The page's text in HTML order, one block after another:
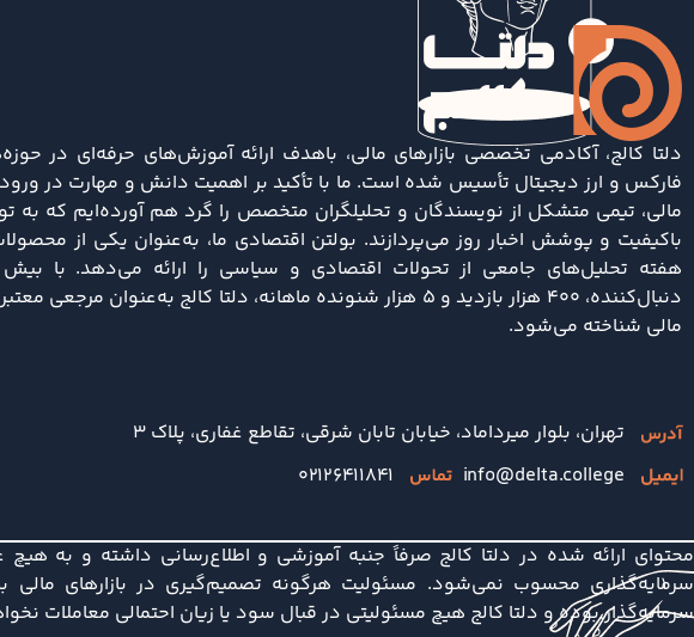
دلتا کالج، آکادمی تخصصی بازارهای مالی، باهدف ارائه آموزش‌های حرفه‌ای در
فارکس و ارز دیجیتال تأسیس شده است. ما با تأکید بر اهمیت دانش و مهارت در ورود
مالی، تیمی متشکل از نویسندگان و تحلیلگران متخصص را گرد هم آورده‌ایم که به
باکیفیت و پوشش اخبار روز می‌پردازند. بولتن اقتصادی ما، به‌عنوان یکی از
دنبال‌کننده، ۴۰۰ هزار بازدید و ۵ هزار شنونده ماهانه، دلتا کالج به‌عنوان
مالی شناخته می‌شود.
تهران، بلوار میرداماد، خیابان تابان شرقی، تقاطع غفاری، پلاک 3
info@delta.college
۰۲۱۲۶۴۱۱۸۴۱
محتوای ارائه شده در دلتا کالج صرفاً جنبه آموزشی و اطلاع‌رسانی داشته و به هیچ
سرمایه‌گذاری محسوب نمی‌شود. مسئولیت هرگونه تصمیم‌گیری در بازارهای مالی
سرمایه‌گذار بوده و دلتا کالج هیچ مسئولیتی در قبال سود یا زیان احتمالی معاملات